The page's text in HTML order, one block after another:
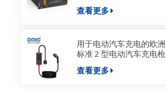
查看更多
用于电动汽车充电的欧洲
标准 2 型电动汽车充电枪
查看更多